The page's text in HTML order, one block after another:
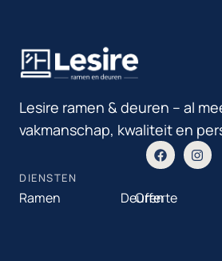
Lesire ramen & deuren – al
vakmanschap, kwaliteit en
DIENSTEN
Ramen Deuren
Offerte